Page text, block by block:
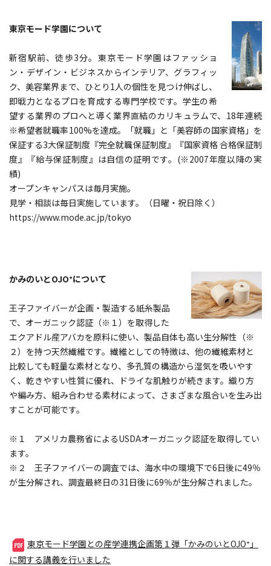
東京モード学園について
新宿駅前、徒歩3分。東京モード学園はファッショ
ン・デザイン・ビジネスからインテリア、グラフィッ
ク、美容業界まで、ひとり1人の個性を見つけ伸ばし、
即戦力となるプロを育成する専門学校です。学生の希
望する業界のプロへと導く業界直結のカリキュラムで、18年連続
※希望者就職率100%を達成。「就職」と「美容師の国家資格」を
保証する3大保証制度『完全就職保証制度』『国家資格 合格保証制
度』『給与保証制度』は自信の証明です。(※2007年度以降の実
績)
オープンキャンパスは毎月実施。
見学・相談は毎日実施しています。（日曜・祝日除く）
https://www.mode.ac.jp/tokyo
かみのいとOJO⁺について
王子ファイバーが企画・製造する紙糸製品
で、オーガニック認証（※１）を取得した
エクアドル産アバカを原料に使い、製品自体も高い生分解性（※
２）を持つ天然繊維です。繊維としての特徴は、他の繊維素材と
比較しても軽量な素材となり、多孔質の構造から湿気を吸いやす
く、乾きやすい性質に優れ、ドライな肌触りが続きます。織り方
や編み方、組み合わせる素材によって、さまざまな風合いを生み出
すことが可能です。
※１ アメリカ農務省によるUSDAオーガニック認証を取得してい
ます。
※２ 王子ファイバーの調査では、海水中の環境下で6日後に49％
が生分解され、調査最終日の31日後に69％が生分解されました。
東京モード学園との産学連携企画第１弾「かみのいとOJO⁺」
に関する講義を行いました